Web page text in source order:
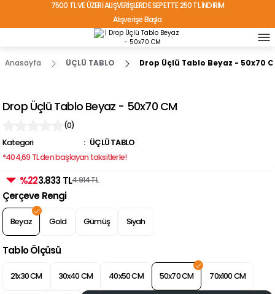
7500 TL VE ÜZERİ ALIŞVERİŞLERDE SEPETTE 250 TL İNDİRİM
Alışverişe Başla
TÜRKİYE'NİN HER YERİNE ÜCRETSİZ KARGO!
Anasayfa ÜÇLÜ TABLO Drop Üçlü Tablo Beyaz - 50x70
Drop Üçlü Tablo Beyaz - 50x70 CM
(0)
Kategori
ÜÇLÜ TABLO
*404,69 TL den başlayan taksitlerle!
%223.833 TL4.914 TL
Çerçeve Rengi
Beyaz Gold Gümüş Siyah
Tablo Ölçüsü
21x30 CM 30x40 CM 40x50 CM 50x70 CM 70x100 CM